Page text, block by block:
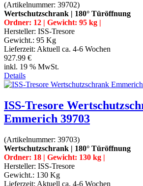
(Artikelnummer: 39702)
Wertschutzschrank | 180° Türöffnung
Ordner: 12 | Gewicht: 95 kg |
Hersteller: ISS-Tresore
Gewicht.: 95 Kg
Lieferzeit: Aktuell ca. 4-6 Wochen
927.99 €
inkl. 19 % MwSt.
Details
ISS-Tresore
Emmerich 39703
(Artikelnummer: 39703)
Wertschutzschrank | 180° Türöffnung
Ordner: 18 | Gewicht: 130 kg |
Hersteller: ISS-Tresore
Gewicht.: 130 Kg
Lieferzeit: Aktuell ca. 4-6 Wochen